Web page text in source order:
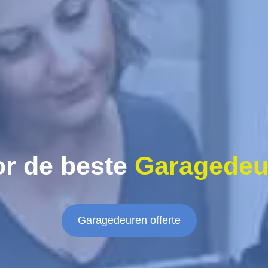
de beste
Garagedeuren offerte